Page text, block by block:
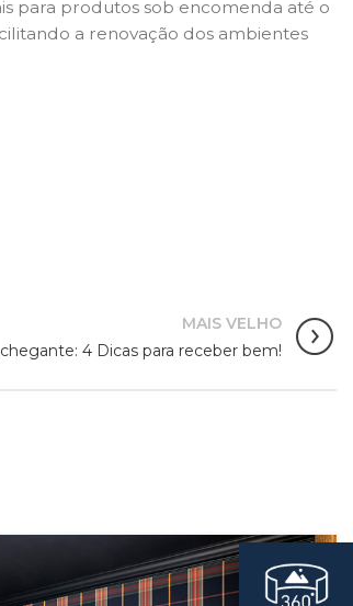
para produtos sob encomenda até o
a renovação dos ambientes
MAIS VELHO
4 Dicas para receber bem!